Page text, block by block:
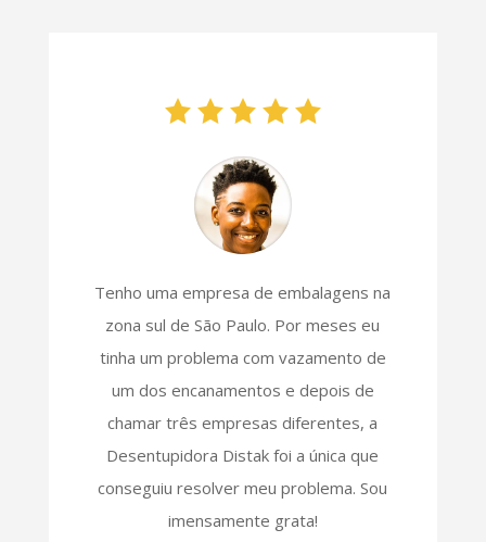
Tenho uma empresa de embalagens na
zona sul de São Paulo. Por meses eu
tinha um problema com vazamento de
um dos encanamentos e depois de
chamar três empresas diferentes, a
Desentupidora Distak foi a única que
conseguiu resolver meu problema. Sou
imensamente grata!